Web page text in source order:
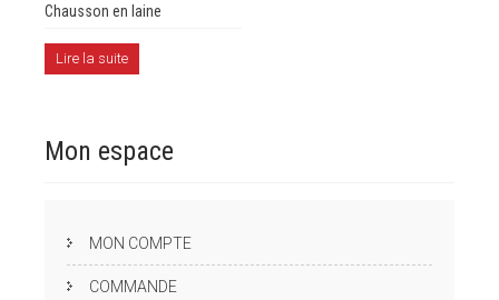
Chausson en laine
Lire la suite
Mon espace
MON COMPTE
COMMANDE